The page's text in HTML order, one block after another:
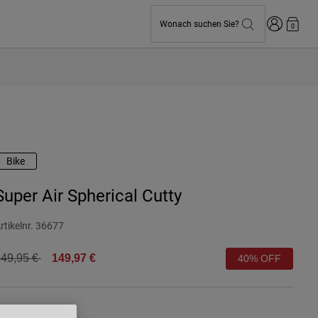
Wonach suchen Sie? Anmelden
0
Bike
Air Spherical Cutty
36677
reduced from
€to 149,97 € 40% OFF